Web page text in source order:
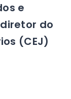
e
do
(CEJ)